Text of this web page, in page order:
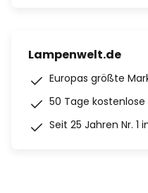
Lampenwelt.de
Europas größte
50 Tage kostenlose
Seit 25 Jahren Nr. 1